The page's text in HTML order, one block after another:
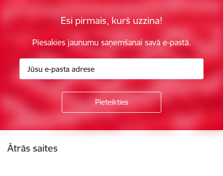
Esi pirmais, kurš uzzina!
Piesakies jaunumu saņemšanai savā e-pastā.
Ātrās saites